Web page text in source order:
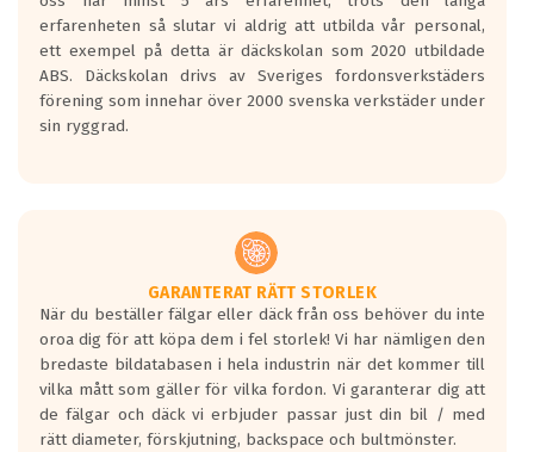
erfarenheten så slutar vi aldrig att utbilda vår personal,
ett exempel på detta är däckskolan som 2020 utbildade
ABS. Däckskolan drivs av Sveriges fordonsverkstäders
förening som innehar över 2000 svenska verkstäder under
sin ryggrad.
GARANTERAT RÄTT STORLEK
När du beställer fälgar eller däck från oss behöver du inte
oroa dig för att köpa dem i fel storlek! Vi har nämligen den
bredaste bildatabasen i hela industrin när det kommer till
vilka mått som gäller för vilka fordon. Vi garanterar dig att
de fälgar och däck vi erbjuder passar just din bil / med
rätt diameter, förskjutning, backspace och bultmönster.